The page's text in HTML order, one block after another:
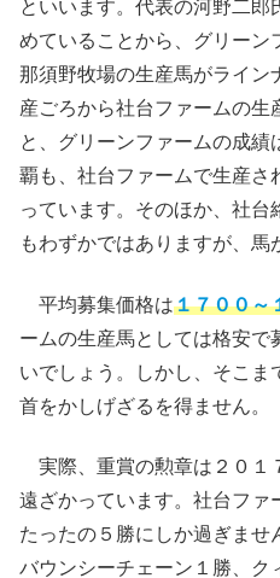
といいます。代表の河野二郎
めていることから、グリーン
那須野牧場の生産馬がライン
産ごろから社台ファームの生
と、グリーンファームの成績
覇も、社台ファームで生産さ
っています。そのほか、社台
もわずかではありますが、馬
平均募集価格は１７００～
ームの生産馬としては格安で
いでしょう。しかし、そこま
首をかしげざるを得ません。
実際、重賞の勲章は２０１
遠ざかっています。社台ファ
たったの５勝にしか過ぎませ
バウンシーチェーン１勝、ク